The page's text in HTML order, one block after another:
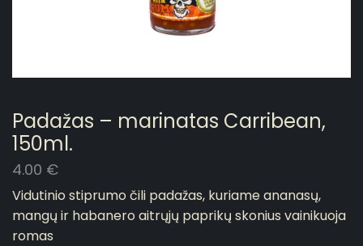
Padažas – marinatas Carribean,
150ml.
4.00 €
Vidutinio stiprumo čili padažas, kuriame ananasų,
mangų ir habanero aitrųjų paprikų skonius vainikuoja
romas